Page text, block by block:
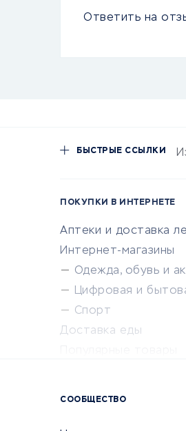
Ответить на
БЫСТРЫЕ ССЫЛКИ
ПОКУПКИ В ИНТЕРНЕТЕ
Аптеки и доставка
Интернет-магазины
Одежда, обувь и
Цифровая и
Спорт
Доставка еды
СООБЩЕСТВО